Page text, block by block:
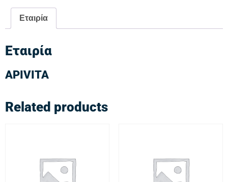
Εταιρία
Εταιρία
APIVITA
Related products